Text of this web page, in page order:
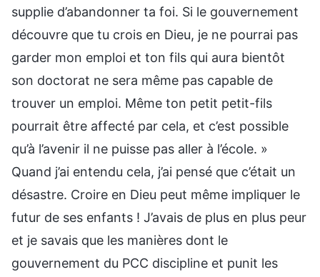
supplie d’abandonner ta foi. Si le gouvernement
découvre que tu crois en Dieu, je ne pourrai pas
garder mon emploi et ton fils qui aura bientôt
son doctorat ne sera même pas capable de
trouver un emploi. Même ton petit petit-fils
pourrait être affecté par cela, et c’est possible
qu’à l’avenir il ne puisse pas aller à l’école. »
Quand j’ai entendu cela, j’ai pensé que c’était un
désastre. Croire en Dieu peut même impliquer le
futur de ses enfants ! J’avais de plus en plus peur
et je savais que les manières dont le
gouvernement du PCC discipline et punit les